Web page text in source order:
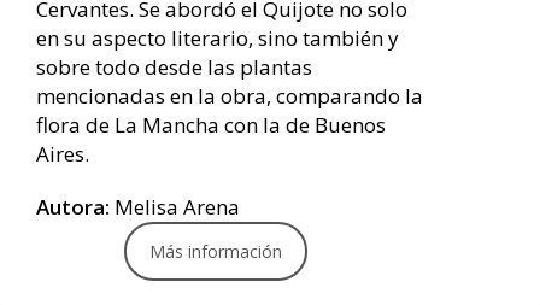
Cervantes. Se abordó el Quijote no solo
en su aspecto literario, sino también y
sobre todo desde las plantas
mencionadas en la obra, comparando la
flora de La Mancha con la de Buenos
Aires.
Autora: Melisa Arena
Más información